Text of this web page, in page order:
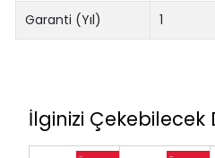
Garanti (Yıl) 1
İlginizi Çekebilecek